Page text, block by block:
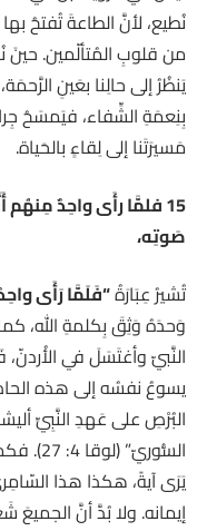
نُطيع، لأنَّ الطاعةَ تُفتحُ
من قلوبِ المُتألّمين. حينَ
يَنظُرُ إلى حالِنا بعَينِ
بِنِعمَةِ الشِّفاء، فيَمسَحُ
مَسيرَتَنا إلى لِقاءٍ بالحَياة.
15فلمَّا رأَى واحِدٌ مِنهُم
صَوتِه،
تُشيرُ عِبَارَةُ“فَلَمَّا رَأَى
وَحدَهُ وَثِقَ بِكلمةِ الله،
يسوعُ نفسُه إلى هذه
البُرْصِ على عَهدِ النَّبِيِّ
يَرَى آيةً، هكذا هذا
إيمانه. ولا بُدَّ أنَّ الجميعَ